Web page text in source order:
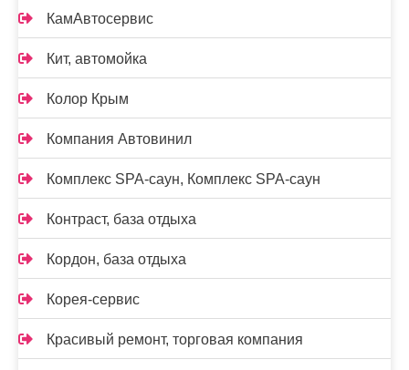
КамАвтосервис
Кит, автомойка
Колор Крым
Компания Автовинил
Комплекс SPA-саун, Комплекс SPA-саун
Контраст, база отдыха
Кордон, база отдыха
Корея-сервис
Красивый ремонт, торговая компания